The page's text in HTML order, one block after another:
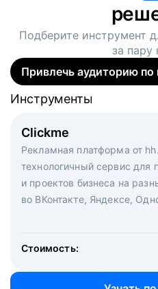
Подберите инструмент
за пару
Привлечь аудиторию
Clickme
Рекламная платформа от
технологичный сервис для
и проектов бизнеса на
во ВКонтакте, Яндексе,
Стоимость:
Инструменты
Вакансия дня
Рекламный формат для
hh.ru. Увеличивает
Инструменты
Массовый подбор под ключ.
кандидатов и когда вам
маркетологи, рекрутеры
hh.ru с целым набором
Инструменты